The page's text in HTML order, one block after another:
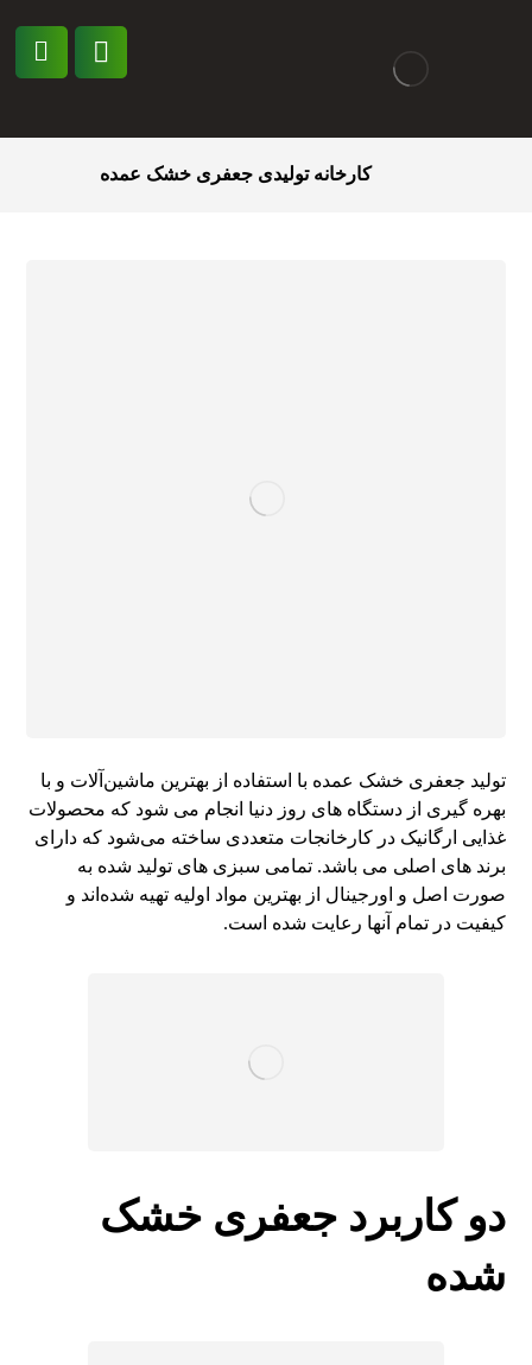
کارخانه تولیدی جعفری خشک عمده
تولید جعفری خشک عمده با استفاده از بهترین ماشین‌آلات و با
بهره گیری از دستگاه های روز دنیا انجام می شود که محصولات
غذایی ارگانیک در کارخانجات متعددی ساخته می‌شود که دارای
برند های اصلی می باشد. تمامی سبزی های تولید شده به
صورت اصل و اورجینال از بهترین مواد اولیه تهیه شده‌اند و
کیفیت در تمام آنها رعایت شده است.
دو کاربرد جعفری خشک
شده